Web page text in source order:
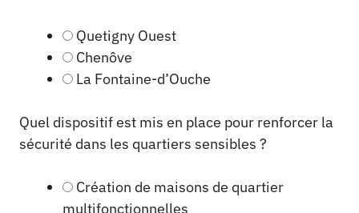
Quetigny Ouest
Chenôve
La Fontaine-d’Ouche
Quel dispositif est mis en place pour renforcer la
sécurité dans les quartiers sensibles ?
Création de maisons de quartier
multifonctionnelles